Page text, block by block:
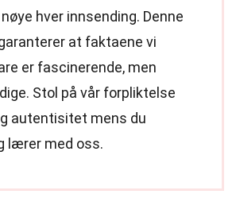
nøye hver innsending. Denne
at faktaene vi
er fascinerende, men
Stol på vår forpliktelse
autentisitet mens du
lærer med oss.